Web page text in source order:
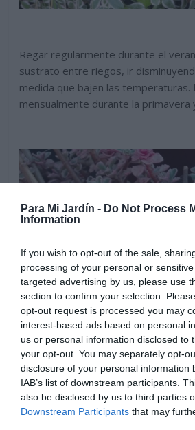
Para Mi Jardín - Do Not Process
Information
If you wish to opt-out of the sale,
processing of your personal or
targeted advertising by us, please use
section to confirm your selection.
opt-out request is processed you may
interest-based ads based on personal
us or personal information disclosed to
your opt-out. You may separately opt-
disclosure of your personal information
IAB’s list of downstream participants.
also be disclosed by us to third parties
Downstream Participants that may
Regar regularmente durante el
sustrato entre riegos, ir
medida que bajen las temperaturas.
mensualmente durante la primavera